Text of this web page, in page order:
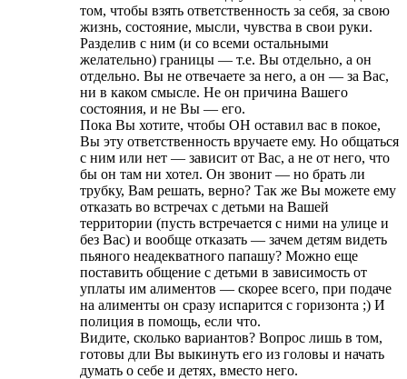
том, чтобы взять ответственность за себя, за свою
жизнь, состояние, мысли, чувства в свои руки.
Разделив с ним (и со всеми остальными
желательно) границы — т.е. Вы отдельно, а он
отдельно. Вы не отвечаете за него, а он — за Вас,
ни в каком смысле. Не он причина Вашего
состояния, и не Вы — его.
Пока Вы хотите, чтобы ОН оставил вас в покое,
Вы эту ответственность вручаете ему. Но общаться
с ним или нет — зависит от Вас, а не от него, что
бы он там ни хотел. Он звонит — но брать ли
трубку, Вам решать, верно? Так же Вы можете ему
отказать во встречах с детьми на Вашей
территории (пусть встречается с ними на улице и
без Вас) и вообще отказать — зачем детям видеть
пьяного неадекватного папашу? Можно еще
поставить общение с детьми в зависимость от
уплаты им алиментов — скорее всего, при подаче
на алименты он сразу испарится с горизонта ;) И
полиция в помощь, если что.
Видите, сколько вариантов? Вопрос лишь в том,
готовы дли Вы выкинуть его из головы и начать
думать о себе и детях, вместо него.